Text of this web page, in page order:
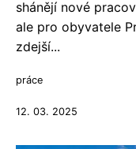
shánějí nové
ale pro obyvatele
zdejší...
práce
12. 03. 2025